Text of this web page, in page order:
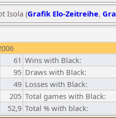
Isola (Grafik Elo-Zeitreihe,
61 Wins with Black:
95 Draws with Black:
49 Losses with Black:
205 Total games with Black:
52,9 Total % with black: